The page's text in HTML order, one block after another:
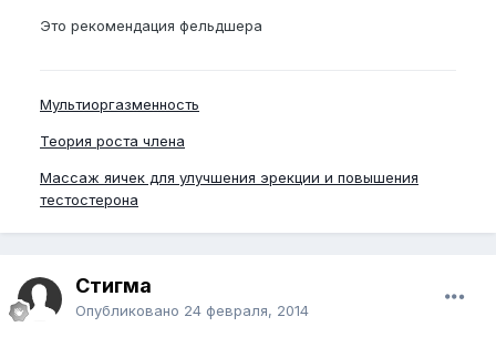
Это рекомендация фельдшера
Мультиоргазменность
Теория роста члена
Массаж яичек для улучшения эрекции и повышения
тестостерона
Стигма
Опубликовано 24 февраля, 2014